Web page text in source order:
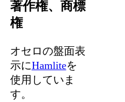
著作権、商標
権
オセロの盤面表
示にHamliteを
使用していま
す。